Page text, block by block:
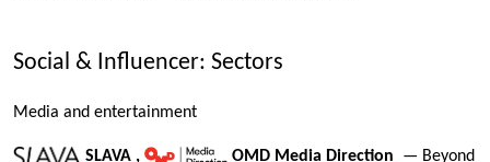
Social & Influencer: Sectors
Media and entertainment
SLAVA , OMD Media Direction
— Beyond